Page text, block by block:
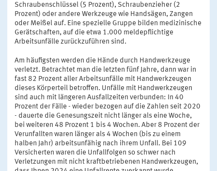
Schraubenschlüssel (5 Prozent), Schraubenzieher (2
Prozent) oder andere Werkzeuge wie Handsägen, Zangen
oder Meißel auf. Eine spezielle Gruppe bilden medizinische
Gerätschaften, auf die etwa 1.000 meldepflichtige
Arbeitsunfälle zurückzuführen sind.
Am häufigsten werden die Hände durch Handwerkzeuge
verletzt. Betrachtet man die letzten fünf Jahre, dann war in
fast 82 Prozent aller Arbeitsunfälle mit Handwerkzeugen
dieses Körperteil betroffen. Unfälle mit Handwerkzeugen
sind auch mit längeren Ausfallzeiten verbunden: In 40
Prozent der Fälle - wieder bezogen auf die Zahlen seit 2020
- dauerte die Genesungszeit nicht länger als eine Woche,
bei weiteren 48 Prozent 1 bis 4 Wochen. Aber 8 Prozent der
Verunfallten waren länger als 4 Wochen (bis zu einem
halben Jahr) arbeitsunfähig nach ihrem Unfall. Bei 109
Versicherten waren die Unfallfolgen so schwer nach
Verletzungen mit nicht kraftbetriebenen Handwerkzeugen,